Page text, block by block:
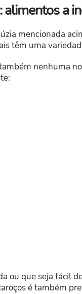
alimentos a
mencionada
têm uma
nenhuma
ou que seja fácil
é também